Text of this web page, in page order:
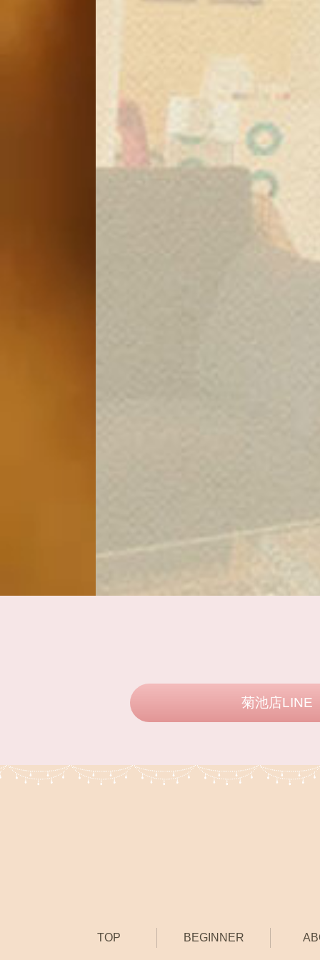
菊池店LINE
TOP BEGINNER